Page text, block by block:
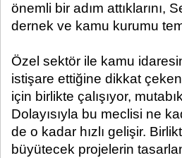
önemli bir adım
dernek ve kamu kurumu
Özel sektör ile kamu
istişare ettiğine dikkat çeken
için birlikte çalışıyor,
Dolayısıyla bu meclisi ne
de o kadar hızlı gelişir.
büyütecek projelerin